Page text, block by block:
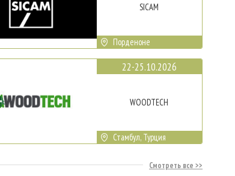
SICAM
Порденоне
22-25.10.2026
WOODTECH
Стамбул, Турция
Смотреть все